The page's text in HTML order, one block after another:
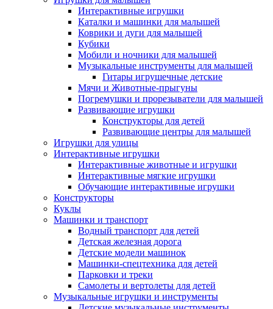
Интерактивные игрушки
Каталки и машинки для малышей
Коврики и дуги для малышей
Кубики
Мобили и ночники для малышей
Музыкальные инструменты для малышей
Гитары игрушечные детские
Мячи и Животные-прыгуны
Погремушки и прорезыватели для малышей
Развивающие игрушки
Конструкторы для детей
Развивающие центры для малышей
Игрушки для улицы
Интерактивные игрушки
Интерактивные животные и игрушки
Интерактивные мягкие игрушки
Обучающие интерактивные игрушки
Конструкторы
Куклы
Машинки и транспорт
Водный транспорт для детей
Детская железная дорога
Детские модели машинок
Машинки-спецтехника для детей
Парковки и треки
Самолеты и вертолеты для детей
Музыкальные игрушки и инструменты